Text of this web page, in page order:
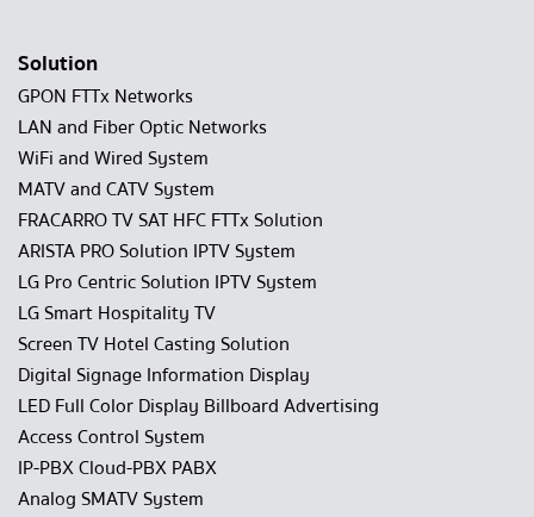
Solution
GPON FTTx Networks
LAN and Fiber Optic Networks
WiFi and Wired System
MATV and CATV System
FRACARRO TV SAT HFC FTTx Solution
ARISTA PRO Solution IPTV System
LG Pro Centric Solution IPTV System
LG Smart Hospitality TV
Screen TV Hotel Casting Solution
Digital Signage Information Display
LED Full Color Display Billboard Advertising
Access Control System
IP-PBX Cloud-PBX PABX
Analog SMATV System